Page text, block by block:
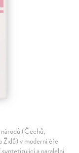
(Čechů,
Židů) v moderní éře
a paralelní